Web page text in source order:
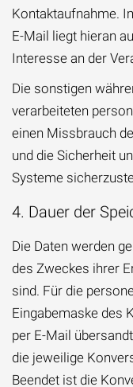
Kontaktaufnahme.
E-Mail liegt hieran
Interesse an der
Die sonstigen
verarbeiteten
einen Missbrauch
und die Sicherheit
Systeme
4. Dauer der
Die Daten werden
des Zweckes ihrer
sind. Für die
Eingabemaske des
per E-Mail
die jeweilige
Beendet ist die